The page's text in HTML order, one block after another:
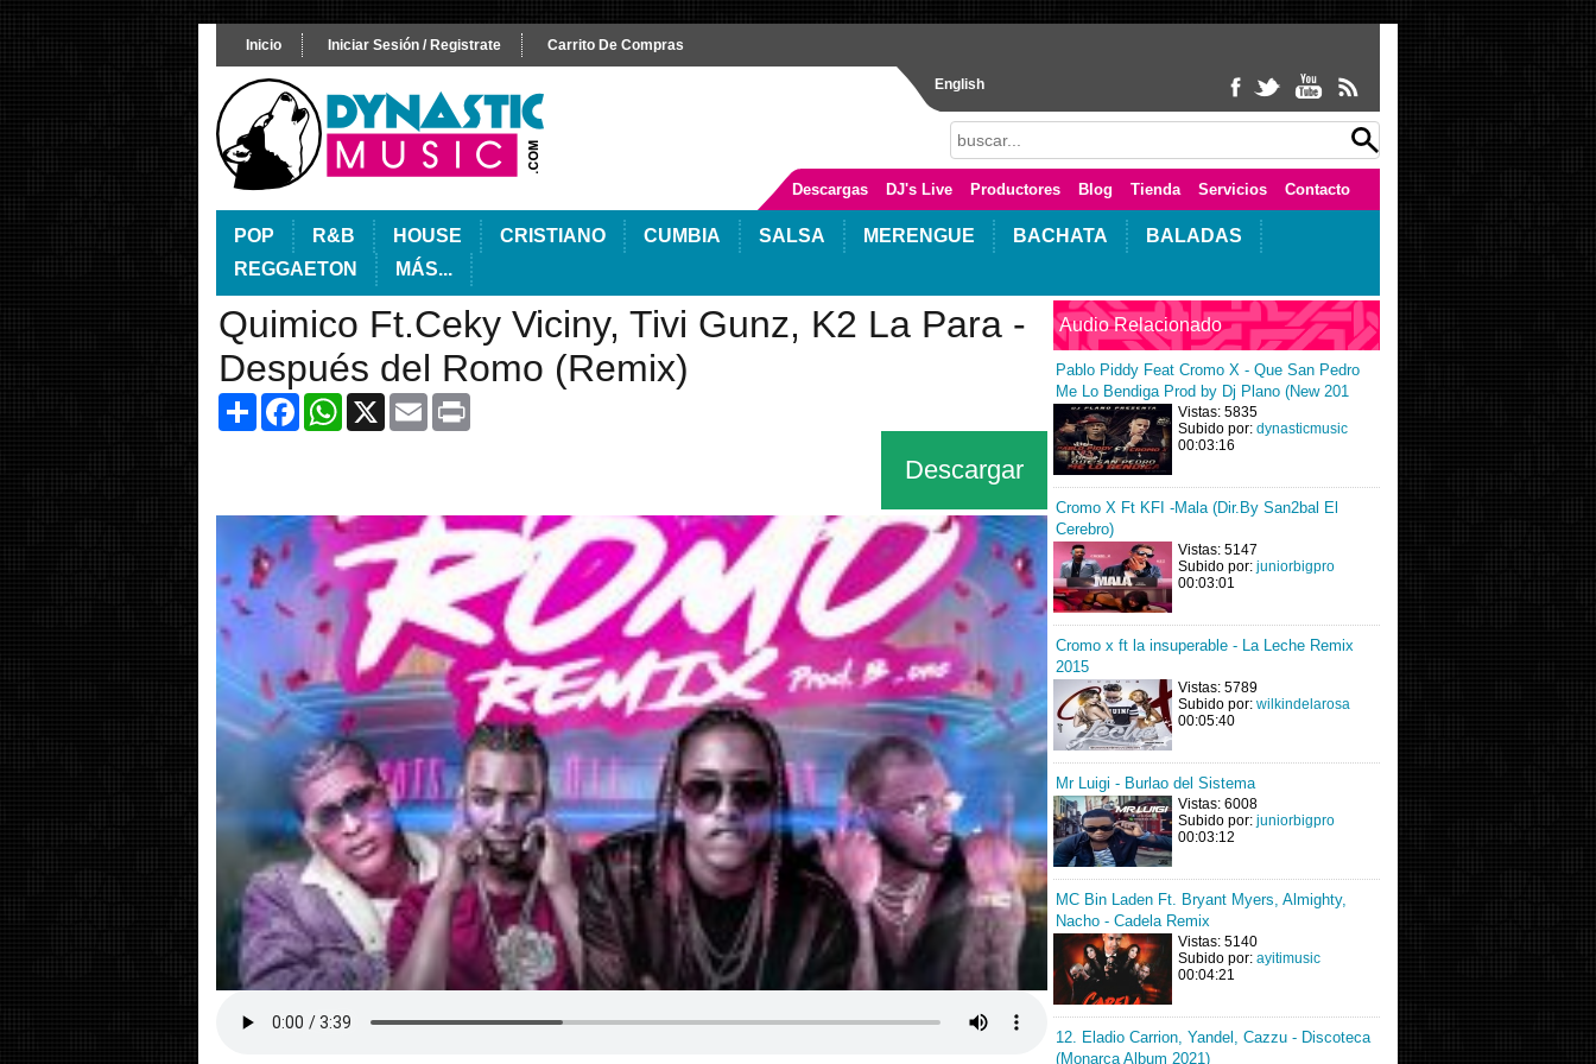
Inicio Iniciar Sesión / Registrate Carrito De Compras
English
Descargas DJ's Live Productores Blog Tienda Servicios Contacto
POP R&B HOUSE CRISTIANO CUMBIA SALSA MERENGUE BACHATA
BALADAS
REGGAETON
MÁS...
Quimico Ft.Ceky Viciny, Tivi Gunz, K2 La Para -
Después del Romo (Remix)
ShareFacebookWhatsApp
X Email
Descargar
Audio Relacionado
Pablo Piddy Feat Cromo X - Que San Pedro
Me Lo Bendiga Prod by Dj Plano (New 201
Vistas: 5835
Subido por: dynasticmusic
00:03:16
Cromo X Ft KFI -Mala (Dir.By San2bal El
Cerebro)
Vistas: 5147
Subido por: juniorbigpro
00:03:01
Cromo x ft la insuperable - La Leche Remix
2015
Vistas: 5789
Subido por: wilkindelarosa
00:05:40
Mr Luigi - Burlao del Sistema
Vistas: 6008
Subido por: juniorbigpro
00:03:12
MC Bin Laden Ft. Bryant Myers, Almighty,
Nacho - Cadela Remix
Vistas: 5140
Subido por: ayitimusic
00:04:21
12. Eladio Carrion, Yandel, Cazzu - Discoteca
(Monarca Album 2021)